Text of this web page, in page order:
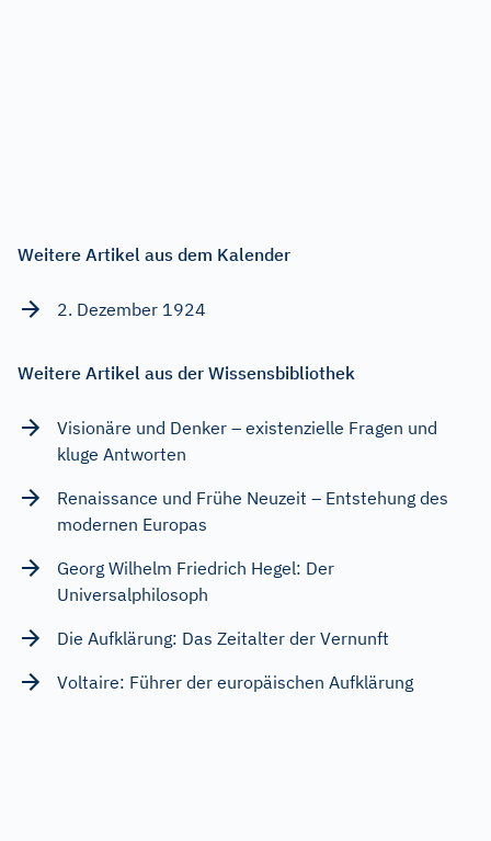
Weitere Artikel aus dem Kalender
2. Dezember 1924
Weitere Artikel aus der Wissensbibliothek
Visionäre und Denker – existenzielle Fragen und
kluge Antworten
Renaissance und Frühe Neuzeit – Entstehung des
modernen Europas
Georg Wilhelm Friedrich Hegel: Der
Universalphilosoph
Die Aufklärung: Das Zeitalter der Vernunft
Voltaire: Führer der europäischen Aufklärung